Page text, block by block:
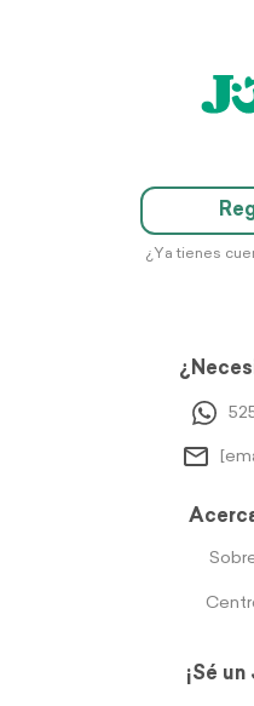
¿Ya tienes
¡Sé